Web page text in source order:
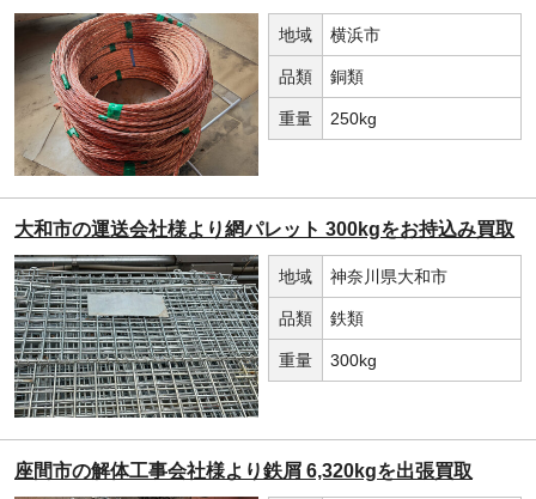
地域 横浜市
品類 銅類
重量 250kg
大和市の運送会社様より網パレット 300kgをお持込み買取
地域 神奈川県大和市
品類 鉄類
重量 300kg
座間市の解体工事会社様より鉄屑 6,320kgを出張買取